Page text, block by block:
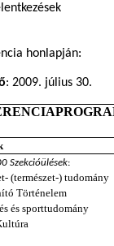
honlapján:
: 2009. július 30.
Szekcióülések:
(természet-) tudomány
Történelem
és sporttudomány